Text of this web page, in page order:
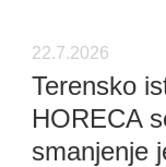
22.7.2026
Terensko
HORECA
smanjenje